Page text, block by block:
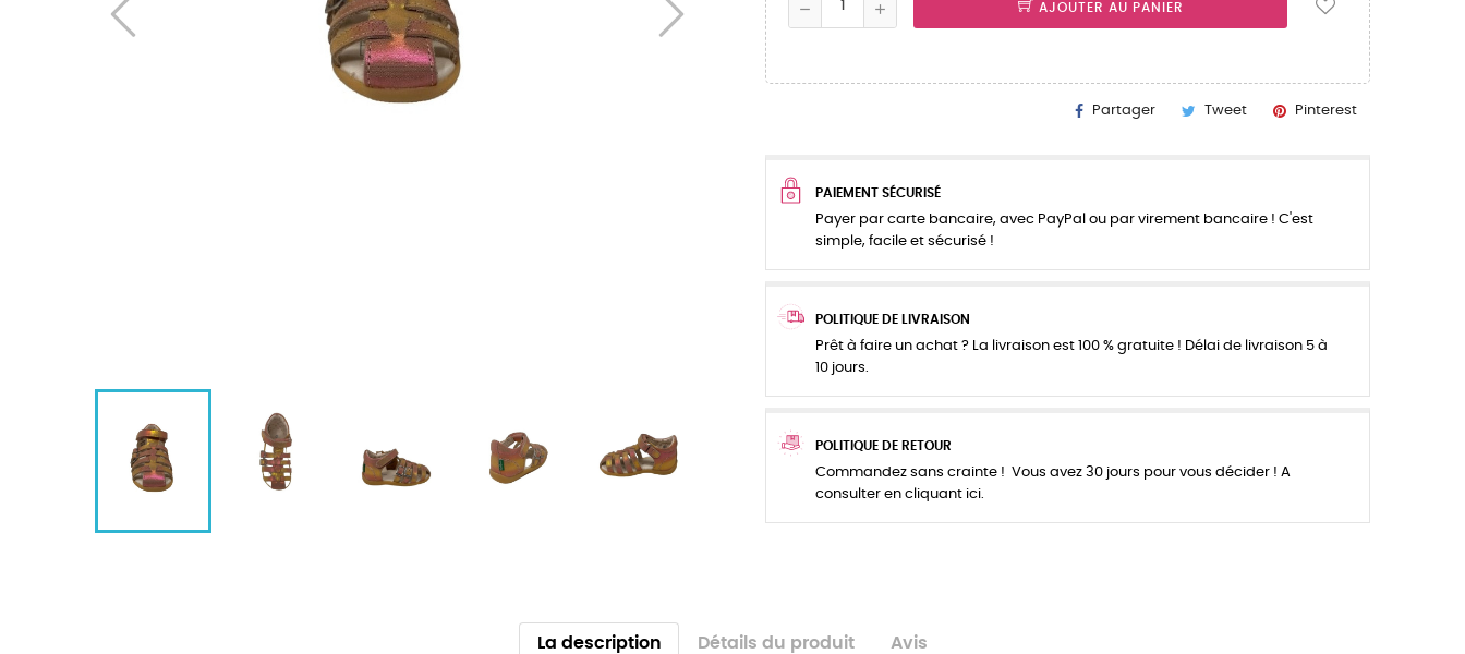
AJOUTER AU PANIER
Partager Tweet Pinterest
PAIEMENT SÉCURISÉ
Payer par carte bancaire, avec PayPal ou par virement bancaire ! C'est
simple, facile et sécurisé !
POLITIQUE DE LIVRAISON
Prêt à faire un achat ? La livraison est 100 % gratuite ! Délai de livraison 5 à
10 jours.
POLITIQUE DE RETOUR
Commandez sans crainte ! Vous avez 30 jours pour vous décider ! A
consulter en cliquant ici.
La description Détails du produit Avis